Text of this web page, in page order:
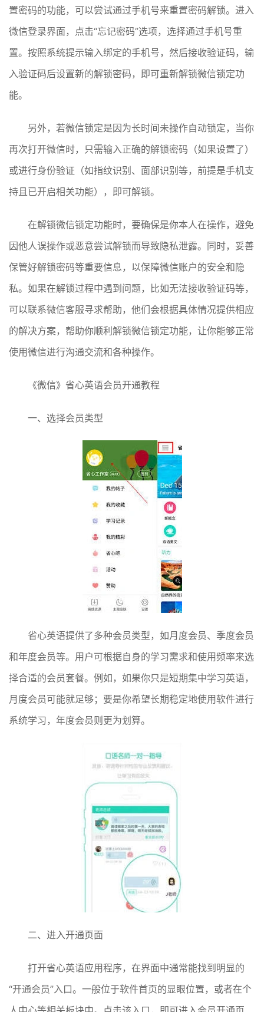
置密码的功能，可以尝试通过手机号来重置密码解锁。进入
微信登录界面，点击“忘记密码”选项，选择通过手机号重
置。按照系统提示输入绑定的手机号，然后接收验证码，输
入验证码后设置新的解锁密码，即可重新解锁微信锁定功
能。
另外，若微信锁定是因为长时间未操作自动锁定，当你
再次打开微信时，只需输入正确的解锁密码（如果设置了）
或进行身份验证（如指纹识别、面部识别等，前提是手机支
持且已开启相关功能），即可解锁。
在解锁微信锁定功能时，要确保是你本人在操作，避免
因他人误操作或恶意尝试解锁而导致隐私泄露。同时，妥善
保管好解锁密码等重要信息，以保障微信账户的安全和隐
私。如果在解锁过程中遇到问题，比如无法接收验证码等，
可以联系微信客服寻求帮助，他们会根据具体情况提供相应
的解决方案，帮助你顺利解锁微信锁定功能，让你能够正常
使用微信进行沟通交流和各种操作。
《微信》省心英语会员开通教程
一、选择会员类型
省心英语提供了多种会员类型，如月度会员、季度会员
和年度会员等。用户可根据自身的学习需求和使用频率来选
择合适的会员套餐。例如，如果你只是短期集中学习英语，
月度会员可能就足够；要是你希望长期稳定地使用软件进行
系统学习，年度会员则更为划算。
二、进入开通页面
打开省心英语应用程序，在界面中通常能找到明显的
“开通会员”入口。一般位于软件首页的显眼位置，或者在个